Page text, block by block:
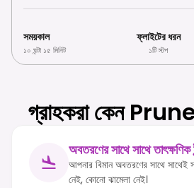
সময়কাল
১০ ঘন্টা ১৫ মিনিট
ফ্লাইটের ধরন
১টি স্টপ
গ্রাহকরা কেন
অবতরণের সাথে সাথে তাৎক্ষণিক
আপনার বিমান অবতরণের সাথে সাথেই
নেই, কোনো ঝামেলা নেই।